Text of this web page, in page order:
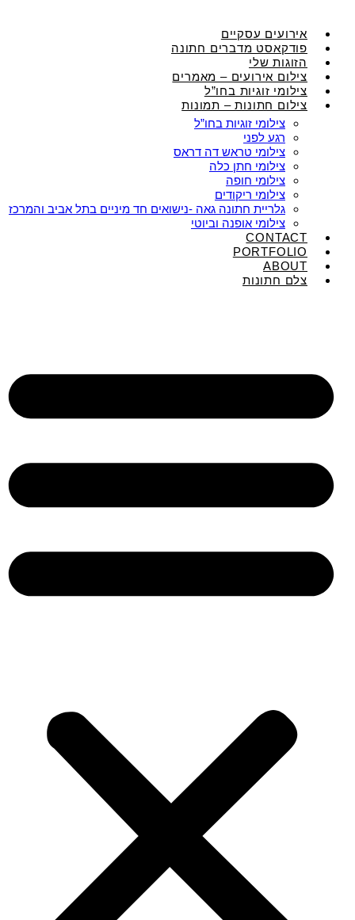
אירועים עסקיים
פודקאסט מדברים חתונה
הזוגות שלי
צילום אירועים – מאמרים
צילומי זוגיות בחו”ל
צילום חתונות – תמונות
צילומי זוגיות בחו”ל
רגע לפני
צילומי טראש דה דראס
צילומי חתן כלה
צילומי חופה
צילומי ריקודים
גלריית חתונה גאה -נישואים חד מיניים בתל אביב והמרכז
צילומי אופנה וביוטי
CONTACT
PORTFOLIO
ABOUT
צלם חתונות